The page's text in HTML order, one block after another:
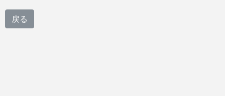
戻る